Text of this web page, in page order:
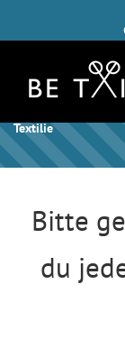
✓
Textilie
Bitte
du